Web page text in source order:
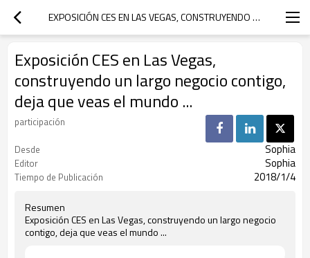
EXPOSICIÓN CES EN LAS VEGAS, CONSTRUYENDO UN LARGO NEGOCIO CONTIGO, DEJA QUE VEAS EL MUNDO ...
Exposición CES en Las Vegas,
construyendo un largo negocio contigo,
deja que veas el mundo ...
participación
Desde
Sophia
Editor Sophia
Tiempo de Publicación 2018/1/4
Resumen
Exposición CES en Las Vegas, construyendo un largo negocio
contigo, deja que veas el mundo ...